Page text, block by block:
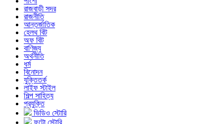
রাজবাড়ী সদর
রাজনীতি
আন্তর্জাতিক
হেলথ বিট
অফ বিট
বাণিজ্য
অর্থনীতি
ধর্ম
বিনোদন
যুক্তিতর্ক
লাইফ স্টাইল
শিল্প সাহিত্য
প্রযুক্তি
ভিডিও স্টোরি
ফটো স্টোরি